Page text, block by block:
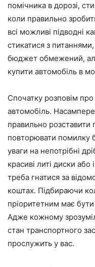
помічника в дорозі,
коли правильно
всі можливі підводні
стикатися з
бюджет обмежений,
купити автомобіль в
Спочатку розповім
автомобіль.
правильно розставити
повторювати помилку
уваги на непотрібні
красиві литі диски
треба гнатися за
коштах. Підбираючи
пріоритетним має бути
Адже кожному
стан транспортного
прослужить у вас.